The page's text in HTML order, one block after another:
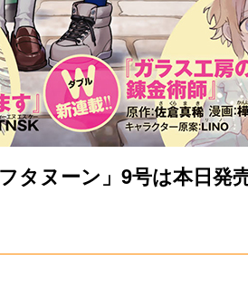
タヌーン」9号は本日発